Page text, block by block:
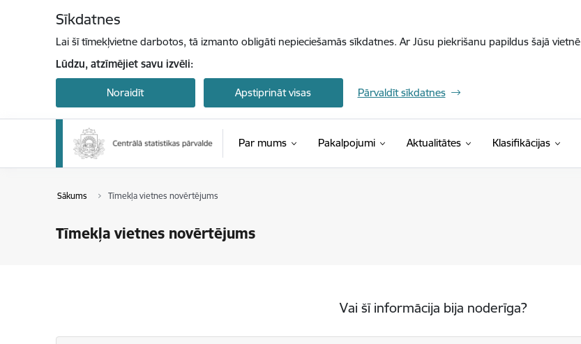
Sīkdatnes
Lai šī tīmekļvietne darbotos, tā izmanto obligāti nepieciešamās sīkdatnes. Ar Jūsu piekrišanu papildus šajā
Lūdzu, atzīmējiet savu izvēli:
Noraidīt Apstiprināt visas Pārvaldīt sīkdatnes
Par mums Pakalpojumi Aktualitātes Klasifikācijas(Ārējā
Sākums Tīmekļa vietnes novērtējums
Tīmekļa vietnes novērtējums
Vai šī informācija bija noderīga?